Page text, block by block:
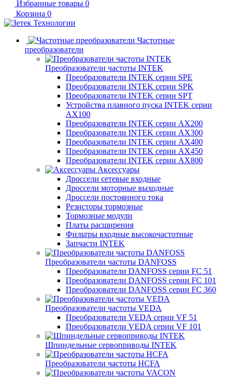
Избранные товары 0
Корзина 0
Частотные
преобразователи
Преобразователи частоты INTEK
Преобразователи INTEK серии SPE
Преобразователи INTEK серии SPK
Преобразователи INTEK серии SPT
Устройства плавного пуска INTEK серии
AX100
Преобразователи INTEK серии AX200
Преобразователи INTEK серии AX300
Преобразователи INTEK серии AX400
Преобразователи INTEK серии AX450
Преобразователи INTEK серии AX800
Аксессуары
Дроссели сетевые входные
Дроссели моторные выходные
Дроссели постоянного тока
Резисторы тормозные
Тормозные модули
Платы расширения
Фильтры входные высокочастотные
Запчасти INTEK
Преобразователи частоты DANFOSS
Преобразователи DANFOSS серии FC 51
Преобразователи DANFOSS серии FC 101
Преобразователи DANFOSS серии FC 360
Преобразователи частоты VEDA
Преобразователи VEDA серии VF 51
Преобразователи VEDA серии VF 101
Шпиндельные сервоприводы INTEK
Преобразователи частоты HCFA